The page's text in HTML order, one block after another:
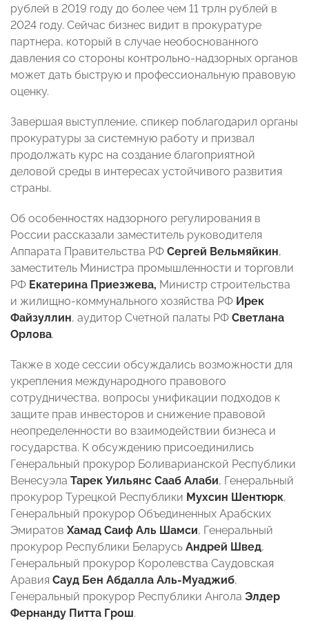
рублей в 2019 году до более чем 11 трлн рублей в
2024 году. Сейчас бизнес видит в прокуратуре
партнера, который в случае необоснованного
давления со стороны контрольно-надзорных органов
может дать быструю и профессиональную правовую
оценку.
Завершая выступление, спикер поблагодарил органы
прокуратуры за системную работу и призвал
продолжать курс на создание благоприятной
деловой среды в интересах устойчивого развития
страны.
Об особенностях надзорного регулирования в
России рассказали заместитель руководителя
Аппарата Правительства РФ Сергей Вельмяйкин,
заместитель Министра промышленности и торговли
РФ Екатерина Приезжева, Министр строительства
и жилищно-коммунального хозяйства РФ Ирек
Файзуллин, аудитор Счетной палаты РФ Светлана
Орлова.
Также в ходе сессии обсуждались возможности для
укрепления международного правового
сотрудничества, вопросы унификации подходов к
защите прав инвесторов и снижение правовой
неопределенности во взаимодействии бизнеса и
государства. К обсуждению присоединились
Генеральный прокурор Боливарианской Республики
Венесуэла Тарек Уильянс Сааб Алаби, Генеральный
прокурор Турецкой Республики Мухсин Шентюрк,
Генеральный прокурор Объединенных Арабских
Эмиратов Хамад Саиф Аль Шамси, Генеральный
прокурор Республики Беларусь Андрей Швед,
Генеральный прокурор Королевства Саудовская
Аравия Сауд Бен Абдалла Аль-Муаджиб,
Генеральный прокурор Республики Ангола Элдер
Фернанду Питта Грош.